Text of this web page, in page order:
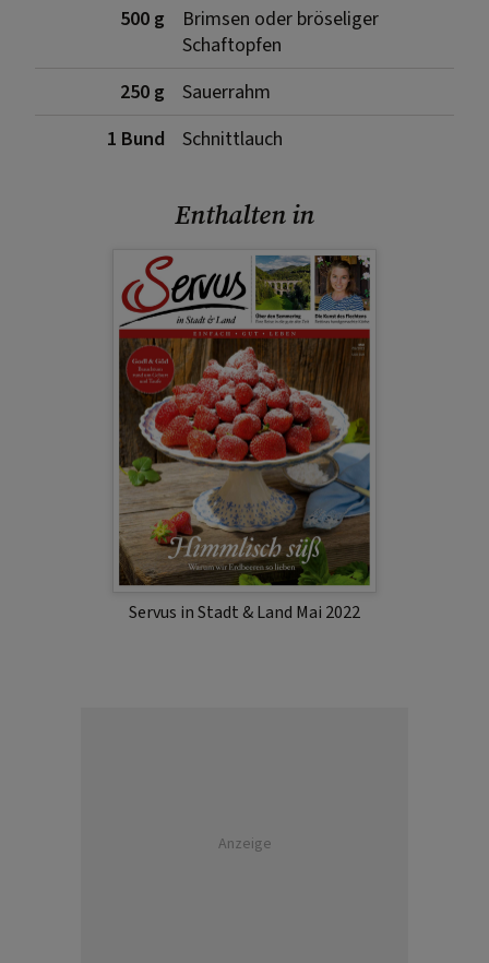
500 g
Brimsen oder bröseliger
Schaftopfen
250 g
Sauerrahm
1 Bund
Schnittlauch
Enthalten in
Servus in Stadt & Land Mai 2022
Anzeige